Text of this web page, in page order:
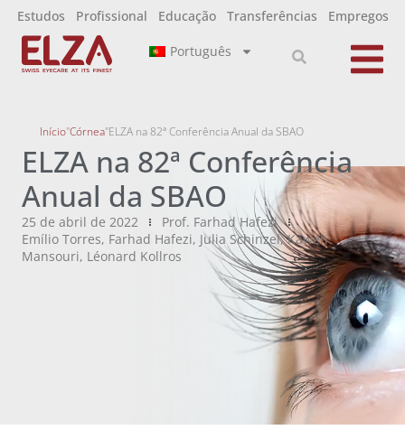
Estudos Profissional Educação Transferências Empregos
Português
Início"Córnea"ELZA na 82ª Conferência Anual da SBAO
ELZA na 82ª Conferência
Anual da SBAO
25 de abril de 2022
Prof. Farhad Hafezi
Emílio Torres, Farhad Hafezi, Julia Schinzel,Kaweh
Mansouri, Léonard Kollros